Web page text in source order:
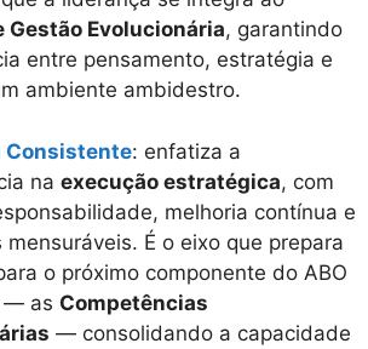
Gestão Evolucionária, garantindo
entre pensamento, estratégia e
ambiente ambidestro.
Consistente: enfatiza a
na execução estratégica, com
melhoria contínua e
mensuráveis. É o eixo que prepara
o próximo componente do ABO
— as Competências
— consolidando a capacidade